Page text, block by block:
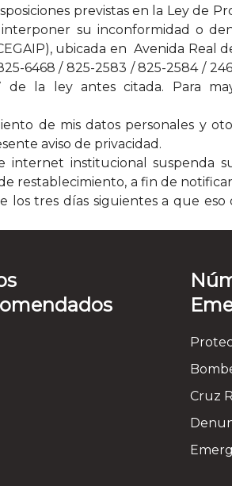
previstas en la Ley de
su inconformidad o
ubicada en Avenida Real
6468 / 825-2583 / 825-2584 /
la ley antes citada. Para
de mis datos personales y
aviso de privacidad.
institucional suspenda
restablecimiento, a fin de
los tres días siguientes a que
Cruz